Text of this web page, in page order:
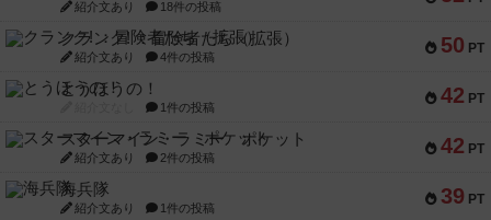
紹介文あり 18件の投稿
50 PT
クランク! ：冒険者たち（拡張）
紹介文あり 4件の投稿
42 PT
とうほうの！
1件の投稿
42 PT
スターマイン・ラミー ポケット
紹介文あり 2件の投稿
39 PT
海兵隊
紹介文あり 1件の投稿